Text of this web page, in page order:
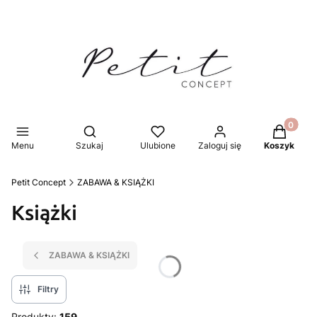
Menu
Otwórz wyszukiwarkę
Szukaj Ulubione Zaloguj się Koszyk
Petit Concept ZABAWA & KSIĄŻKI
Książki
ZABAWA & KSIĄŻKI
Filtry